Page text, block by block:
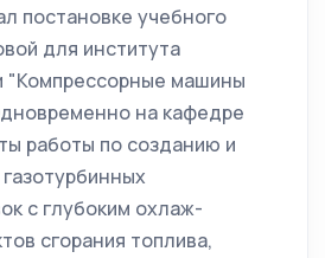
постановке учебного
для института
"Компрессорные машины
на кафедре
работы по созданию и
с глубоким охлаж-
сгорания топлива,